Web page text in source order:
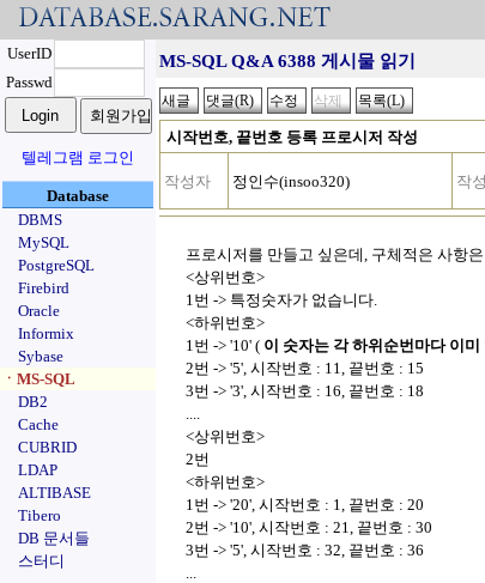
UserID
Passwd
텔레그램 로그인
Database
DBMS
MySQL
PostgreSQL
Firebird
Oracle
Informix
Sybase
ㆍMS-SQL
DB2
Cache
CUBRID
LDAP
ALTIBASE
Tibero
DB 문서들
스터디
MS-SQL Q&A 6388 게시물 읽기
시작번호, 끝번호 등록 프로시저 작성
작성자 정인수(insoo320) 작
프로시저를 만들고 싶은데, 구체적은 사항
<상위번호>
1번 -> 특정숫자가 없습니다.
<하위번호>
1번 -> '10' ( 이 숫자는 각 하위순번마다 이
2번 -> '5', 시작번호 : 11, 끝번호 : 15
3번 -> '3', 시작번호 : 16, 끝번호 : 18
....
<상위번호>
2번
<하위번호>
1번 -> '20', 시작번호 : 1, 끝번호 : 20
2번 -> '10', 시작번호 : 21, 끝번호 : 30
3번 -> '5', 시작번호 : 32, 끝번호 : 36
...